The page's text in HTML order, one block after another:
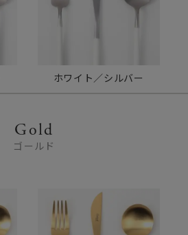
ホワイト／シルバー
Gold
ゴールド